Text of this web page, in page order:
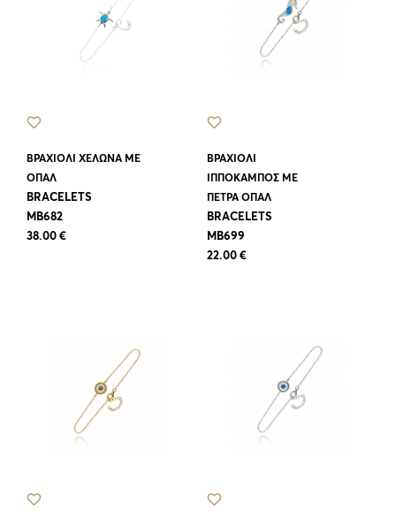
ΒΡΑΧΙΟΛΙ ΧΕΛΩΝΑ ΜΕ
ΟΠΑΛ
BRACELETS
MB682
38.00 €
ΒΡΑΧΙΟΛΙ
ΙΠΠΟΚΑΜΠΟΣ ΜΕ
ΠΕΤΡΑ ΟΠΑΛ
BRACELETS
MB699
22.00 €